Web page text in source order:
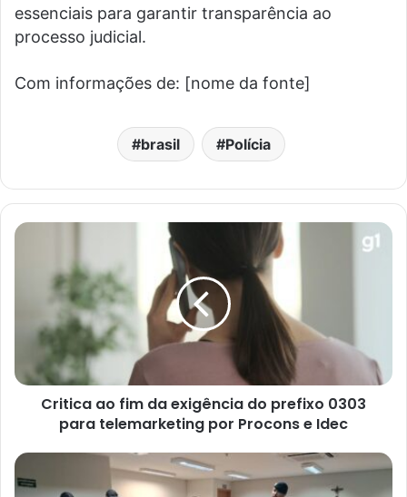
essenciais para garantir transparência ao
processo judicial.
Com informações de: [nome da fonte]
brasil Polícia
Critica ao fim da exigência do prefixo 0303
para telemarketing por Procons e Idec